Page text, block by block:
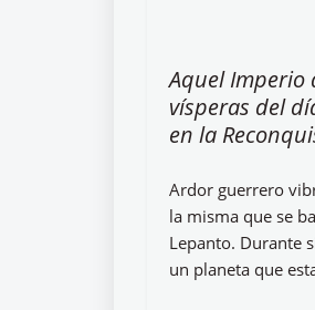
Aquel Imperio
vísperas del
en la
Ardor guerrero
la misma que se
Lepanto. Durante
un planeta que